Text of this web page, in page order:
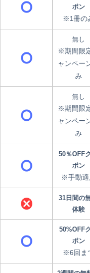
ポン
※1冊の
無し
※期間限
ャンペー
み
無し
※期間限
ャンペー
み
50％OFF
ポン
※手動適
31日間の
体験
50%OFF
ポン
※6回ま